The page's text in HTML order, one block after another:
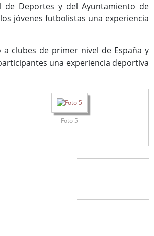
de Deportes y del Ayuntamiento de
jóvenes futbolistas una experiencia
clubes de primer nivel de España y
una experiencia deportiva
Foto 5